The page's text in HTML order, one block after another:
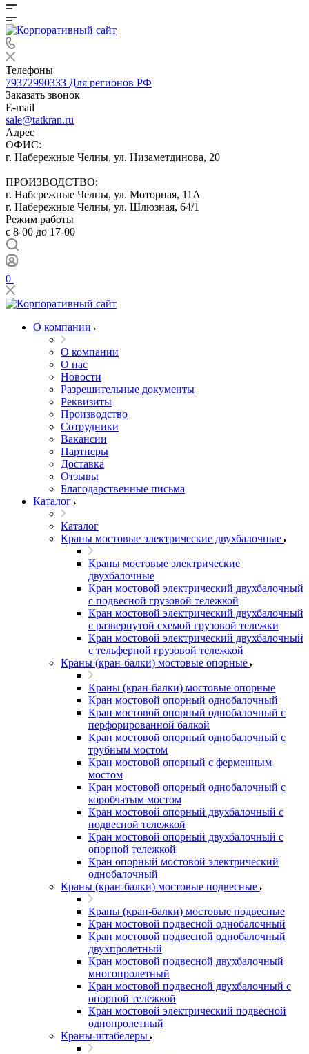
Телефоны
79372990333 Для регионов РФ
Заказать звонок
E-mail
sale@tatkran.ru
Адрес
ОФИС:
г. Набережные Челны, ул. Низаметдинова, 20
ПРОИЗВОДСТВО:
г. Набережные Челны, ул. Моторная, 11А
г. Набережные Челны, ул. Шлюзная, 64/1
Режим работы
с 8-00 до 17-00
0
О компании
О компании
О нас
Новости
Разрешительные документы
Реквизиты
Производство
Сотрудники
Вакансии
Партнеры
Доставка
Отзывы
Благодарственные письма
Каталог
Каталог
Краны мостовые электрические двухбалочные
Краны мостовые электрические
двухбалочные
Кран мостовой электрический двухбалочный
с подвесной грузовой тележкой
Кран мостовой электрический двухбалочный
с развернутой схемой грузовой тележки
Кран мостовой электрический двухбалочный
с тельферной грузовой тележкой
Краны (кран-балки) мостовые опорные
Краны (кран-балки) мостовые опорные
Кран мостовой опорный однобалочный
Кран мостовой опорный однобалочный с
перфорированной балкой
Кран мостовой опорный однобалочный с
трубным мостом
Кран мостовой опорный с ферменным
мостом
Кран мостовой опорный однобалочный с
коробчатым мостом
Кран мостовой опорный двухбалочный с
подвесной тележкой
Кран мостовой опорный двухбалочный с
опорной тележкой
Кран опорный мостовой электрический
однобалочный
Краны (кран-балки) мостовые подвесные
Краны (кран-балки) мостовые подвесные
Кран мостовой подвесной однобалочный
Кран мостовой подвесной однобалочный
двухпролетный
Кран мостовой подвесной двухбалочный
многопролетный
Кран мостовой подвесной двухбалочный с
опорной тележкой
Кран мостовой электрический подвесной
однопролетный
Краны-штабелеры